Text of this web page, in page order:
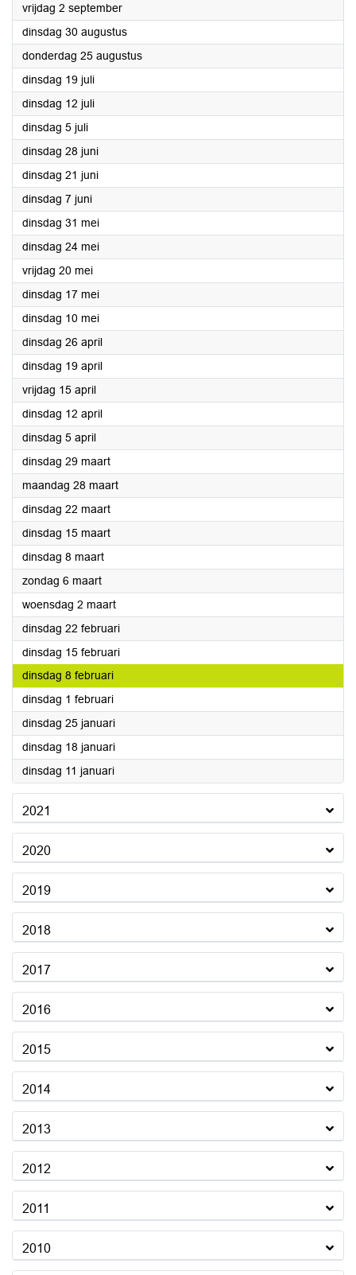
vrijdag 2 september2022
dinsdag 30 augustus2022
donderdag 25 augustus2022
dinsdag 19 juli2022
dinsdag 12 juli2022
dinsdag 5 juli2022
dinsdag 28 juni2022
dinsdag 21 juni2022
dinsdag 7 juni2022
dinsdag 31 mei2022
dinsdag 24 mei2022
vrijdag 20 mei2022
dinsdag 17 mei2022
dinsdag 10 mei2022
dinsdag 26 april2022
dinsdag 19 april2022
vrijdag 15 april2022
dinsdag 12 april2022
dinsdag 5 april2022
dinsdag 29 maart2022
maandag 28 maart2022
dinsdag 22 maart2022
dinsdag 15 maart2022
dinsdag 8 maart2022
zondag 6 maart2022
woensdag 2 maart2022
dinsdag 22 februari2022
dinsdag 15 februari2022
dinsdag 8 februari2022
dinsdag 1 februari2022
dinsdag 25 januari2022
dinsdag 18 januari2022
dinsdag 11 januari2022
2021
2020
2019
2018
2017
2016
2015
2014
2013
2012
2011
2010